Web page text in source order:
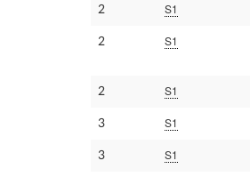
2 S1
2 S1
2 S1
3 S1
3 S1